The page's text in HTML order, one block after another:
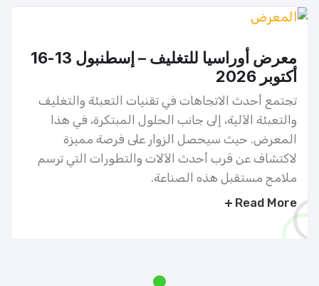
معرض أوراسيا للتغليف – إسطنبول 13-16
أكتوبر 2026
تجتمع أحدث الاتجاهات في تقنيات التعبئة والتغليف
والتعبئة الآلية، إلى جانب الحلول المبتكرة، في هذا
المعرض. حيث سيحصل الزوار على فرصة مميزة
لاكتشاف عن قرب أحدث الآلات والتطورات التي ترسم
ملامح مستقبل هذه الصناعة.
Read More